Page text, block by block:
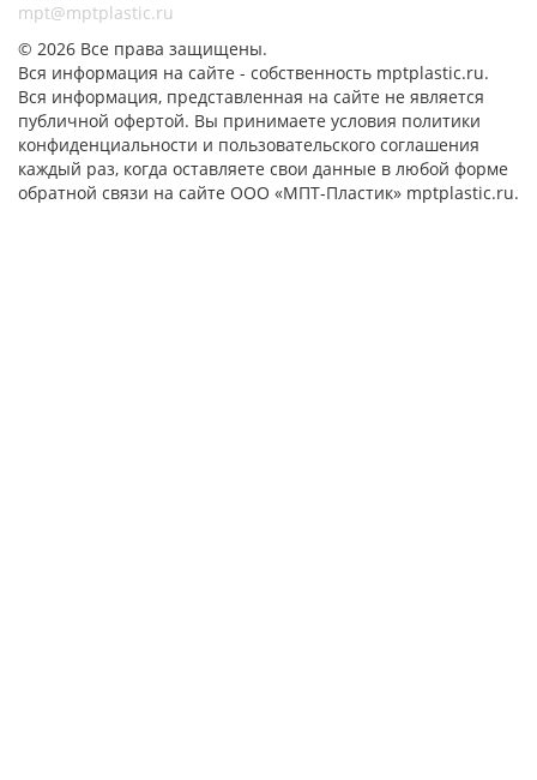
mpt@mptplastic.ru
© 2026 Все права защищены.
Вся информация на сайте - собственность mptplastic.ru.
Вся информация, представленная на сайте не является
публичной офертой. Вы принимаете условия политики
конфиденциальности и пользовательского соглашения
каждый раз, когда оставляете свои данные в любой форме
обратной связи на сайте ООО «МПТ-Пластик» mptplastic.ru.